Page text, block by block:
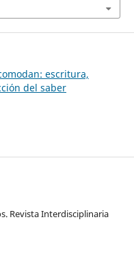
escritura,
del saber
Revista Interdisciplinaria